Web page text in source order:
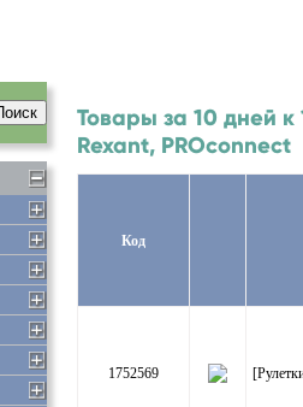
Товары за 10 дней к
Rexant, PROconnect
Код
1752569